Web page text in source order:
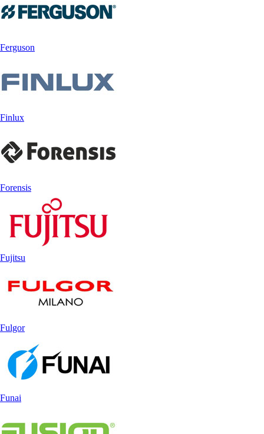
Ferguson
Finlux
Forensis
Fujitsu
Fulgor
Funai